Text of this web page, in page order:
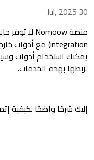
30 Jul, 2025
لربطها بهذه الخدمات.
إليك شرحًا واضحًا لكيفية